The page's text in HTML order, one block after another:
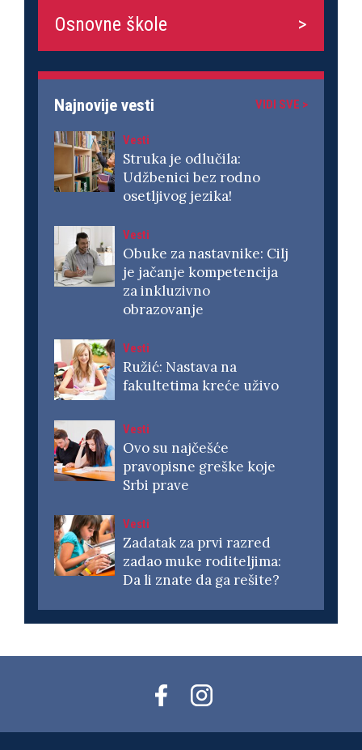
Osnovne škole
Najnovije vesti VIDI SVE >
Vesti
Struka je odlučila:
Udžbenici bez rodno
osetljivog jezika!
Vesti
Obuke za nastavnike: Cilj
je jačanje kompetencija
za inkluzivno
obrazovanje
Vesti
Ružić: Nastava na
fakultetima kreće uživo
Vesti
Ovo su najčešće
pravopisne greške koje
Srbi prave
Vesti
Zadatak za prvi razred
zadao muke roditeljima:
Da li znate da ga rešite?